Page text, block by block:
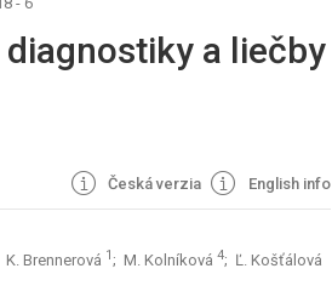
a liečby
Česká verzia English info
K. Brennerová 1 ; M. Kolníková 4; Ľ. Košťálová